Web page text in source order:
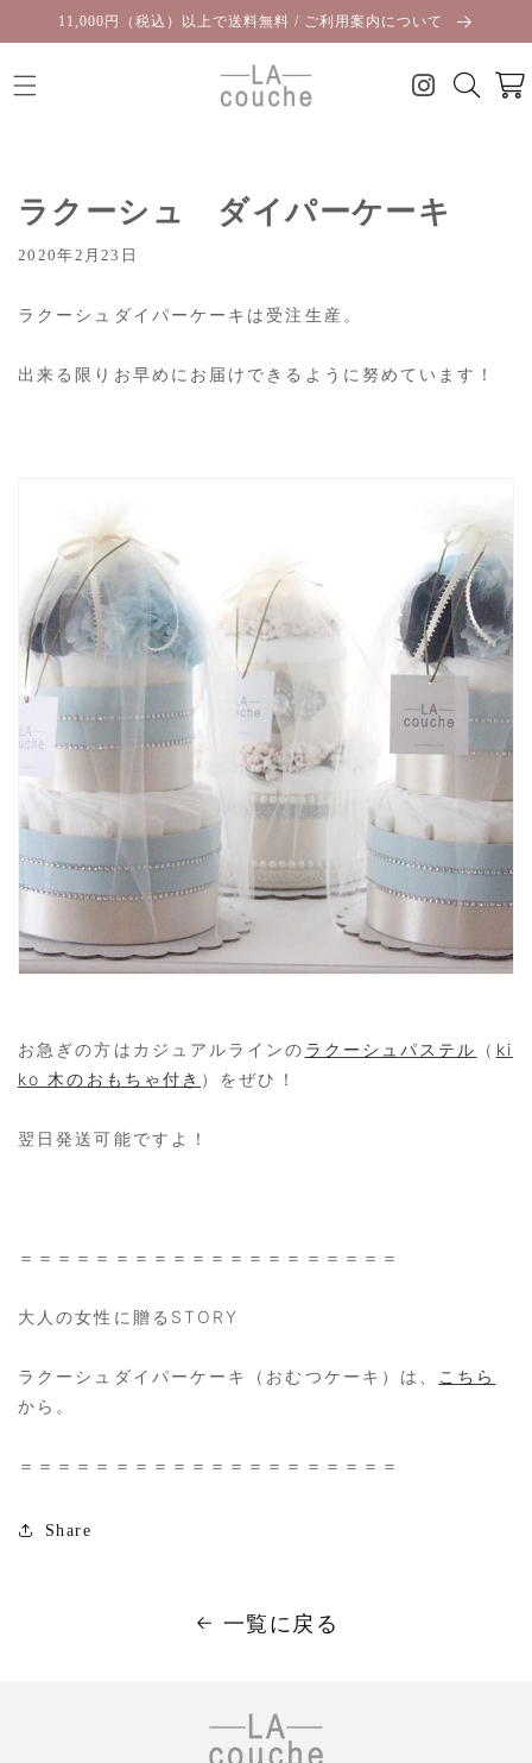
ンツに
11,000円（税込）以上で送料無料 / ご利用案内について
ー
ラクーシュ ダイパーケーキ
2020年2月23日
ラクーシュダイパーケーキは受注生産。
出来る限りお早めにお届けできるように努めています！
お急ぎの方はカジュアルラインの ラクーシュパステル （ ki
ko 木のおもちゃ付き ）をぜひ！
翌日発送可能ですよ！
＝＝＝＝＝＝＝＝＝＝＝＝＝＝＝＝＝＝＝＝
大人の女性に贈るSTORY
ラクーシュダイパーケーキ（おむつケーキ）は、
こちら
から。
＝＝＝＝＝＝＝＝＝＝＝＝＝＝＝＝＝＝＝＝
Share
一覧に戻る